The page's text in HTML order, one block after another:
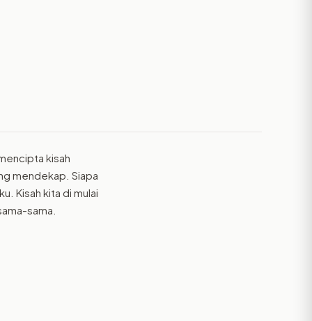
kisah
mendekap. Siapa
Kisah kita di mulai
sama.